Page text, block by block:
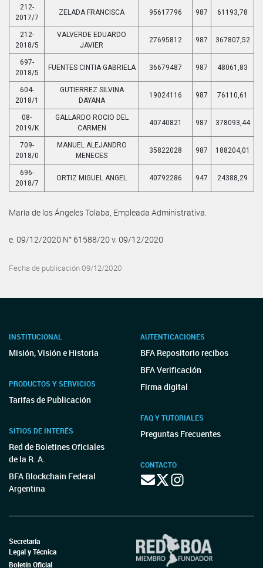
212-
2017/7
ZELADA FRANCISCA 95617796 987 61193,78
212-
2018/5
VALVERDE EDUARDO
JAVIER
27695812 987 367807,52
697-
2018/5
FUENTES CINTIA GABRIELA 36679487 987 48061,83
604-
2018/1
GUTIERREZ SILVINA
DAYANA
19024116 987 76110,61
08-
2019/K
GALLARDO ROCIO DEL
CARMEN
40740821 987 378093,44
709-
2018/0
MANUEL ALEJANDRO
MENECES
35822028 987 188204,01
696-
2018/7
ORTIZ MIGUEL ANGEL 40792286 947 24388,29
María de los Ángeles Tolaba, Empleada Administrativa.
e. 09/12/2020 N° 61588/20 v. 09/12/2020
Fecha de publicación 09/12/2020
INSTITUCIONAL
Misión, Visión e Historia
PRODUCTOS Y SERVICIOS
Tarifas de Publicación
SITIOS DE INTERÉS
Red de Boletines Oficiales
de la R. A.
BFA Blockchain Federal
Argentina
AUTENTICACIONES
BFA Repositorio recibos
BFA Verificación
Firma digital
FAQ Y TUTORIALES
Preguntas Frecuentes
CONTACTO
Secretaría
Legal y Técnica
Boletín Oficial